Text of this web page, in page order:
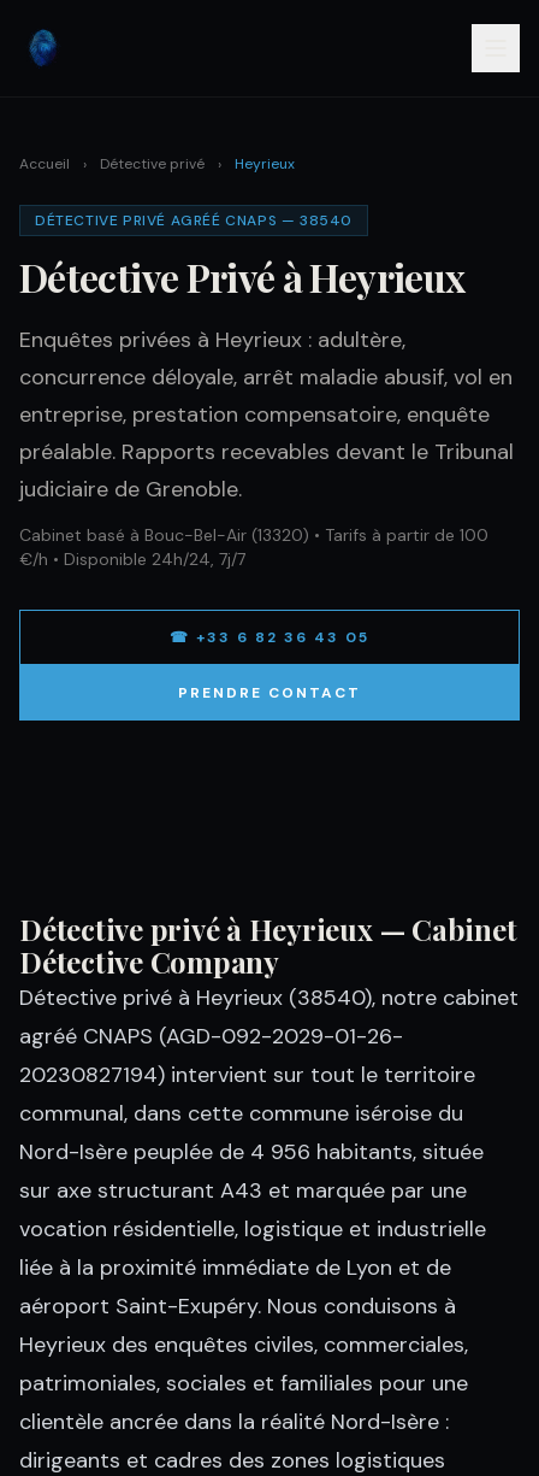
Accueil › Détective privé › Heyrieux
DÉTECTIVE PRIVÉ AGRÉÉ CNAPS — 38540
Détective Privé à Heyrieux
Enquêtes privées à Heyrieux : adultère,
concurrence déloyale, arrêt maladie abusif, vol en
entreprise, prestation compensatoire, enquête
préalable. Rapports recevables devant le Tribunal
judiciaire de Grenoble.
Cabinet basé à Bouc-Bel-Air (13320) • Tarifs à partir de 100
€/h • Disponible 24h/24, 7j/7
☎ +33 6 82 36 43 05
PRENDRE CONTACT
Détective privé à Heyrieux — Cabinet
Détective Company
Détective privé à Heyrieux (38540), notre cabinet
agréé CNAPS (AGD-092-2029-01-26-
20230827194) intervient sur tout le territoire
communal, dans cette commune iséroise du
Nord-Isère peuplée de 4 956 habitants, située
sur axe structurant A43 et marquée par une
vocation résidentielle, logistique et industrielle
liée à la proximité immédiate de Lyon et de
aéroport Saint-Exupéry. Nous conduisons à
Heyrieux des enquêtes civiles, commerciales,
patrimoniales, sociales et familiales pour une
clientèle ancrée dans la réalité Nord-Isère :
dirigeants et cadres des zones logistiques